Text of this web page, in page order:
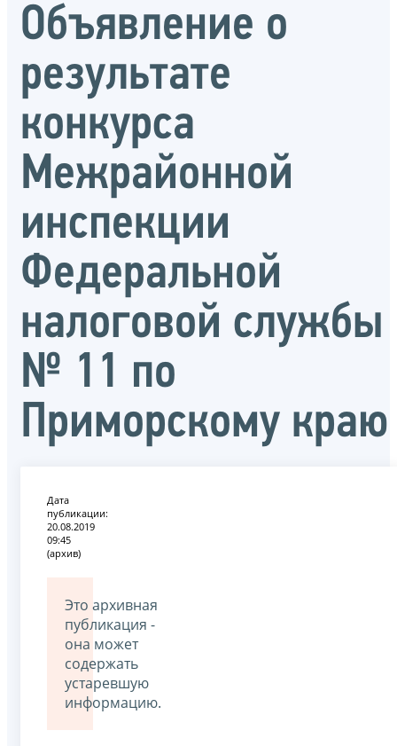
Объявление о
результате
конкурса
Межрайонной
инспекции
Федеральной
налоговой службы
№ 11 по
Приморскому краю
Дата
публикации:
20.08.2019
09:45
(архив)
Это архивная
публикация -
она может
содержать
устаревшую
информацию.